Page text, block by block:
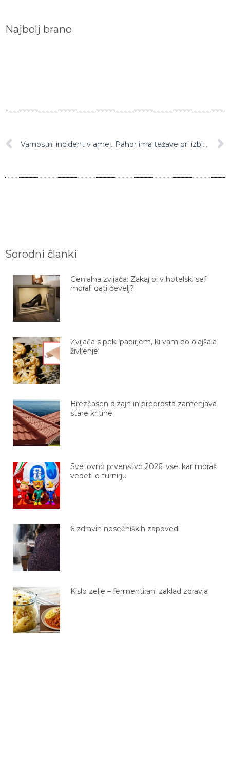
Najbolj brano
Varnostni incident v ameriškem oporišču v Veliki Britaniji Pahor ima težave pri izbiri namestnika predsednika KPK
Sorodni članki
Genialna zvijača: Zakaj bi v hotelski sef
morali dati čevelj?
Zvijača s peki papirjem, ki vam bo olajšala
življenje
Brezčasen dizajn in preprosta zamenjava
stare kritine
Svetovno prvenstvo 2026: vse, kar moraš
vedeti o turnirju
6 zdravih nosečniških zapovedi
Kislo zelje – fermentirani zaklad zdravja